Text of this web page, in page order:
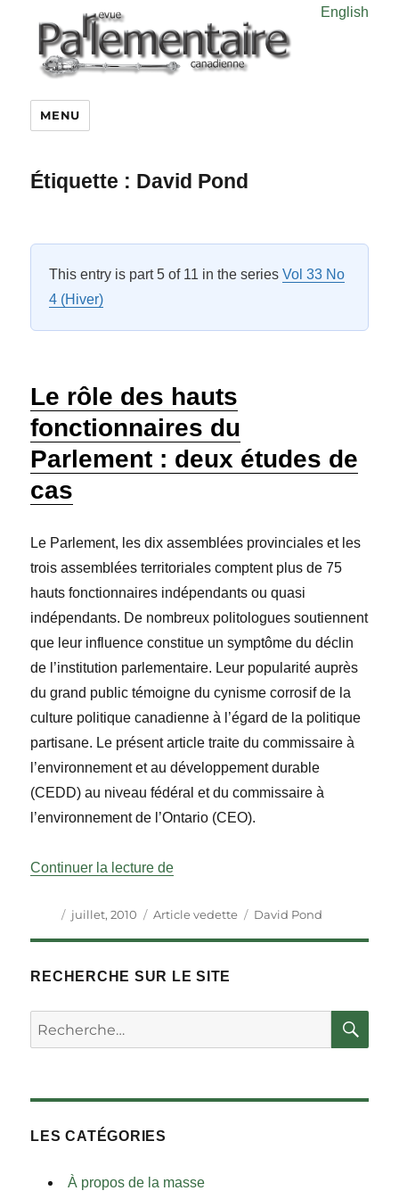
English
MENU
Étiquette : David Pond
This entry is part 5 of 11 in the seriesVol 33 No
4 (Hiver)
Le rôle des hauts
fonctionnaires du
Parlement : deux études de
cas
Le Parlement, les dix assemblées provinciales et les
trois assemblées territoriales comptent plus de 75
hauts fonctionnaires indépendants ou quasi
indépendants. De nombreux politologues soutiennent
que leur influence constitue un symptôme du déclin
de l’institution parlementaire. Leur popularité auprès
du grand public témoigne du cynisme corrosif de la
culture politique canadienne à l’égard de la politique
partisane. Le présent article traite du commissaire à
l’environnement et au développement durable
(CEDD) au niveau fédéral et du commissaire à
l’environnement de l’Ontario (CEO).
Continuer la lecture de« Le rôle des hauts fonctionnaires
Auteur
Publié
juillet, 2010 Catégories
Article vedette Étiquettes
David Pond
RECHERCHE SUR LE SITE
Rechercher :
LES CATÉGORIES
À propos de la masse